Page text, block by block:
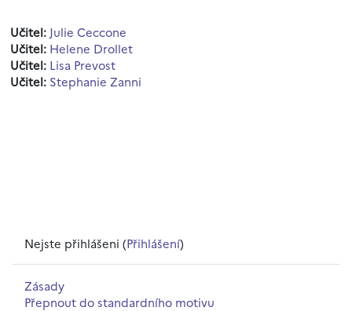
Učitel: Julie Ceccone
Učitel: Helene Drollet
Učitel: Lisa Prevost
Učitel: Stephanie Zanni
Nejste přihlášeni (Přihlášení)
Zásady
Přepnout do standardního motivu